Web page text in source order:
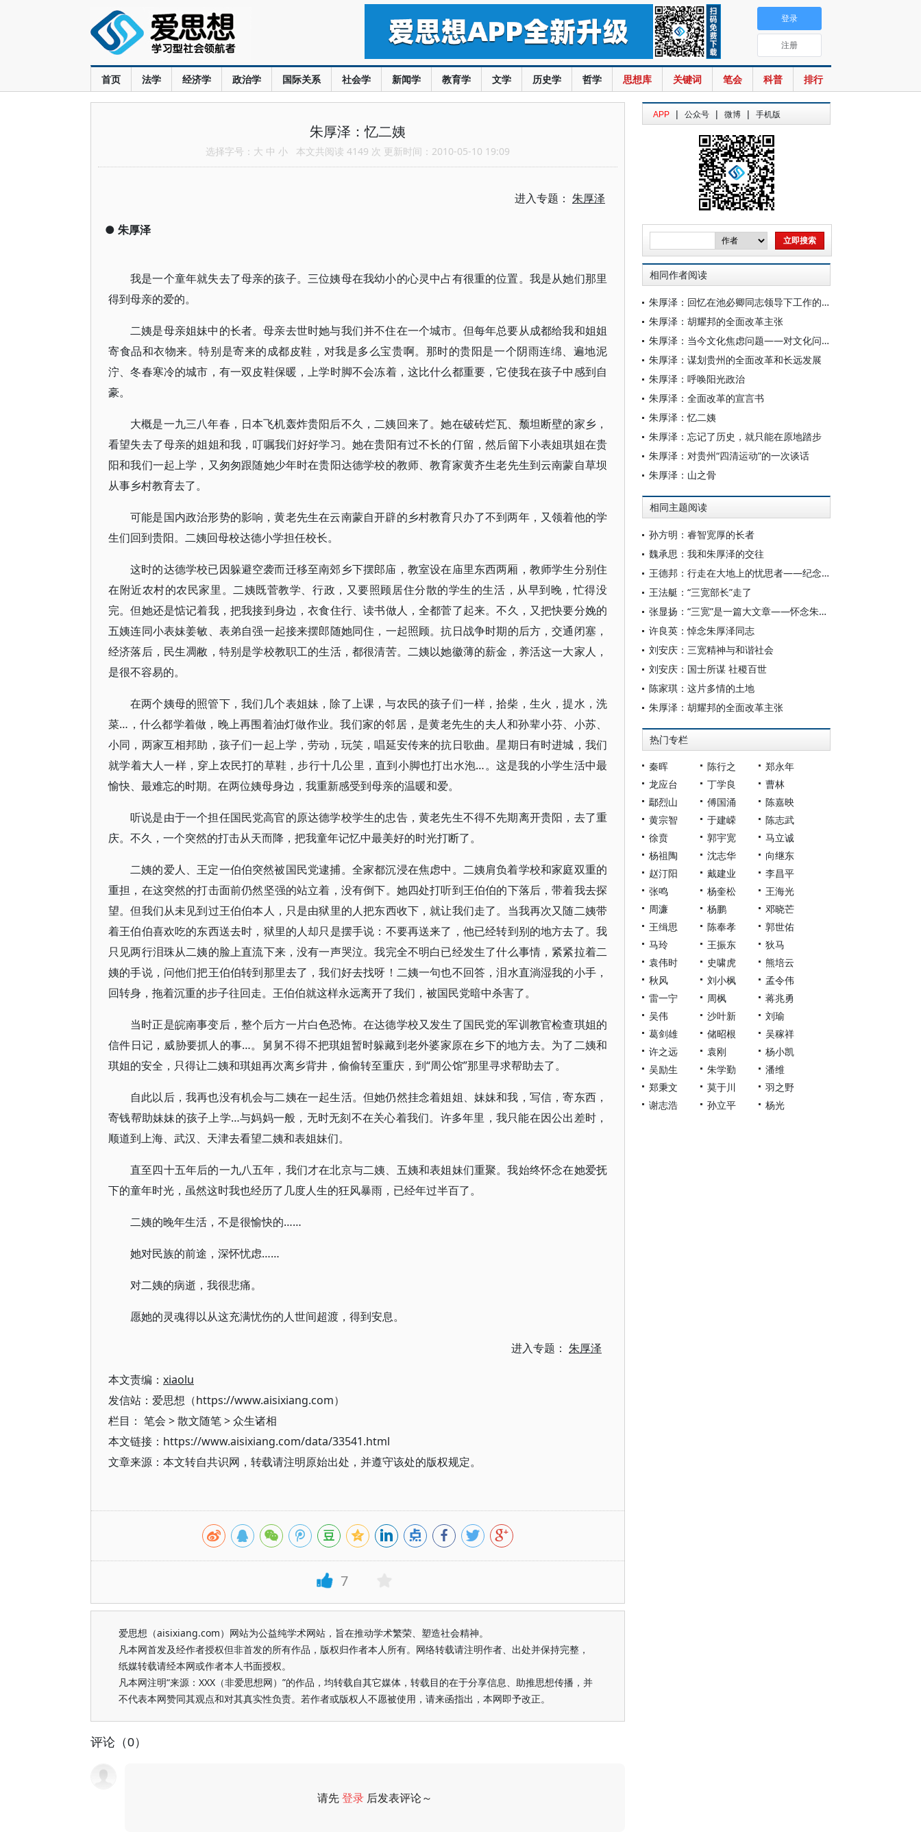
首页 法学 经济学 政治学 国际关系 社会学 新闻学 教育学 文学 历史学 哲学 思想库 关键词 笔会 科普 排行
登录
注册
朱厚泽：忆二姨
选择字号： 大 中 小 本文共阅读 4149 次 更新时间：2010-05-10 19:09
进入专题： 朱厚泽
● 朱厚泽
我是一个童年就失去了母亲的孩子。三位姨母在我幼小的心灵中占有很重的位置。我是从她们那里
得到母亲的爱的。
二姨是母亲姐妹中的长者。母亲去世时她与我们并不住在一个城市。但每年总要从成都给我和姐姐
寄食品和衣物来。特别是寄来的成都皮鞋，对我是多么宝贵啊。那时的贵阳是一个阴雨连绵、遍地泥
泞、冬春寒冷的城市，有一双皮鞋保暖，上学时脚不会冻着，这比什么都重要，它使我在孩子中感到自
豪。
大概是一九三八年春，日本飞机轰炸贵阳后不久，二姨回来了。她在破砖烂瓦、颓坦断壁的家乡，
看望失去了母亲的姐姐和我，叮嘱我们好好学习。她在贵阳有过不长的仃留，然后留下小表姐琪姐在贵
阳和我们一起上学，又匆匆跟随她少年时在贵阳达德学校的教师、教育家黄齐生老先生到云南蒙自草坝
从事乡村教育去了。
可能是国内政治形势的影响，黄老先生在云南蒙自开辟的乡村教育只办了不到两年，又领着他的学
生们回到贵阳。二姨回母校达德小学担任校长。
这时的达德学校已因躲避空袭而迁移至南郊乡下摆郎庙，教室设在庙里东西两厢，教师学生分别住
在附近农村的农民家里。二姨既菅教学、行政，又要照顾居住分散的学生的生活，从早到晚，忙得没
完。但她还是惦记着我，把我接到身边，衣食住行、读书做人，全都菅了起来。不久，又把快要分娩的
五姨连同小表妹姜敏、表弟自强一起接来摆郎随她同住，一起照顾。抗日战争时期的后方，交通闭塞，
经济落后，民生凋敝，特别是学校教职工的生活，都很清苦。二姨以她徽薄的薪金，养活这一大家人，
是很不容易的。
在两个姨母的照管下，我们几个表姐妹，除了上课，与农民的孩子们一样，拾柴，生火，提水，洗
菜…，什么都学着做，晚上再围着油灯做作业。我们家的邻居，是黄老先生的夫人和孙辈小芬、小苏、
小同，两家互相邦助，孩子们一起上学，劳动，玩笑，唱延安传来的抗日歌曲。星期日有时进城，我们
就学着大人一样，穿上农民打的草鞋，步行十几公里，直到小脚也打出水泡…。这是我的小学生活中最
愉快、最难忘的时期。在两位姨母身边，我重新感受到母亲的温暖和爱。
听说是由于一个担任国民党高官的原达德学校学生的忠告，黄老先生不得不先期离开贵阳，去了重
庆。不久，一个突然的打击从天而降，把我童年记忆中最美好的时光打断了。
二姨的爱人、王定一伯伯突然被国民党逮捕。全家都沉浸在焦虑中。二姨肩负着学校和家庭双重的
重担，在这突然的打击面前仍然坚强的站立着，没有倒下。她四处打听到王伯伯的下落后，带着我去探
望。但我们从未见到过王伯伯本人，只是由狱里的人把东西收下，就让我们走了。当我再次又随二姨带
着王伯伯喜欢吃的东西送去时，狱里的人却只是摆手说：不要再送来了，他已经转到别的地方去了。我
只见两行泪珠从二姨的脸上直流下来，没有一声哭泣。我完全不明白已经发生了什么事情，紧紧拉着二
姨的手说，问他们把王伯伯转到那里去了，我们好去找呀！二姨一句也不回答，泪水直淌湿我的小手，
回转身，拖着沉重的步子往回走。王伯伯就这样永远离开了我们，被国民党暗中杀害了。
当时正是皖南事变后，整个后方一片白色恐怖。在达德学校又发生了国民党的军训教官检查琪姐的
信件日记，威胁要抓人的事…。舅舅不得不把琪姐暂时躲藏到老外婆家原在乡下的地方去。为了二姨和
琪姐的安全，只得让二姨和琪姐再次离乡背井，偷偷转至重庆，到“周公馆”那里寻求帮助去了。
自此以后，我再也没有机会与二姨在一起生活。但她仍然挂念着姐姐、妹妹和我，写信，寄东西，
寄钱帮助妹妹的孩子上学…与妈妈一般，无时无刻不在关心着我们。许多年里，我只能在因公出差时，
顺道到上海、武汉、天津去看望二姨和表姐妹们。
直至四十五年后的一九八五年，我们才在北京与二姨、五姨和表姐妹们重聚。我始终怀念在她爱抚
下的童年时光，虽然这时我也经历了几度人生的狂风暴雨，已经年过半百了。
二姨的晚年生活，不是很愉快的……
她对民族的前途，深怀忧虑……
对二姨的病逝，我很悲痛。
愿她的灵魂得以从这充满忧伤的人世间超渡，得到安息。
进入专题： 朱厚泽
本文责编： xiaolu
发信站：爱思想（https://www.aisixiang.com）
栏目： 笔会 >散文随笔>众生诸相
本文链接：https://www.aisixiang.com/data/33541.html
文章来源：本文转自共识网，转载请注明原始出处，并遵守该处的版权规定。
7
爱思想（aisixiang.com）网站为公益纯学术网站，旨在推动学术繁荣、塑造社会精神。
凡本网首发及经作者授权但非首发的所有作品，版权归作者本人所有。网络转载请注明作者、出处并保持完整，
纸媒转载请经本网或作者本人书面授权。
凡本网注明“来源：XXX（非爱思想网）”的作品，均转载自其它媒体，转载目的在于分享信息、助推思想传播，并
不代表本网赞同其观点和对其真实性负责。若作者或版权人不愿被使用，请来函指出，本网即予改正。
评论（0）
请先登录 后发表评论～
APP | 公众号 | 微博 | 手机版
相同作者阅读
朱厚泽：回忆在池必卿同志领导下工作的岁月
朱厚泽：胡耀邦的全面改革主张
朱厚泽：当今文化焦虑问题——对文化问题的几点非学术思考
朱厚泽：谋划贵州的全面改革和长远发展
朱厚泽：呼唤阳光政治
朱厚泽：全面改革的宣言书
朱厚泽：忆二姨
朱厚泽：忘记了历史，就只能在原地踏步
朱厚泽：对贵州“四清运动”的一次谈话
朱厚泽：山之骨
相同主题阅读
孙方明：睿智宽厚的长者
魏承思：我和朱厚泽的交往
王德邦：行走在大地上的忧思者——纪念朱厚泽先生
王法艇：“三宽部长”走了
张显扬：“三宽”是一篇大文章——怀念朱厚泽先生
许良英：悼念朱厚泽同志
刘安庆：三宽精神与和谐社会
刘安庆：国士所谋 社稷百世
陈家琪：这片多情的土地
朱厚泽：胡耀邦的全面改革主张
热门专栏
秦晖 陈行之
郑永年
龙应台
丁学良
曹林
鄢烈山
傅国涌
陈嘉映
黄宗智
于建嵘
陈志武
徐贲
郭宇宽
马立诚
杨祖陶
沈志华
向继东
赵汀阳
戴建业
李昌平
张鸣
杨奎松
王海光
周濂
杨鹏
邓晓芒
王缉思
陈奉孝
郭世佑
马玲
王振东
狄马
袁伟时
史啸虎
熊培云
秋风
刘小枫
孟令伟
雷一宁
周枫
蒋兆勇
吴伟
沙叶新
刘瑜
葛剑雄
储昭根
吴稼祥
许之远
袁刚
杨小凯
吴励生
朱学勤
潘维
郑秉文
莫于川
羽之野
谢志浩
孙立平 杨光